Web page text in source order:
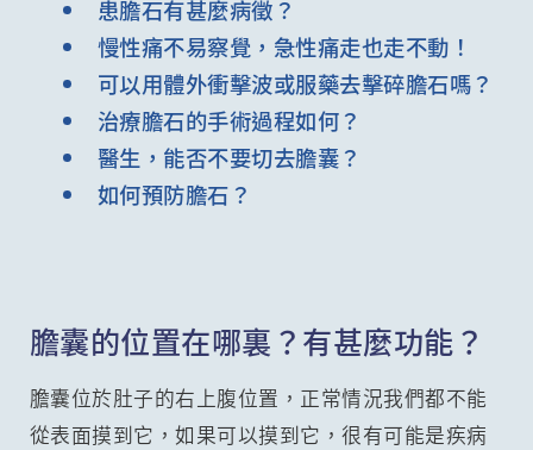
患膽石有甚麼病徵？
慢性痛不易察覺，急性痛走也走不動！
可以用體外衝擊波或服藥去擊碎膽石嗎？
治療膽石的手術過程如何？
醫生，能否不要切去膽囊？
如何預防膽石？
膽囊的位置在哪裏？有甚麼功能？
膽囊位於肚子的右上腹位置，正常情況我們都不能
從表面摸到它，如果可以摸到它，很有可能是疾病